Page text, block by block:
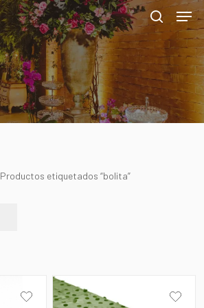
search
Menu
Productos etiquetados “bolita”
Close
Filters
Menu